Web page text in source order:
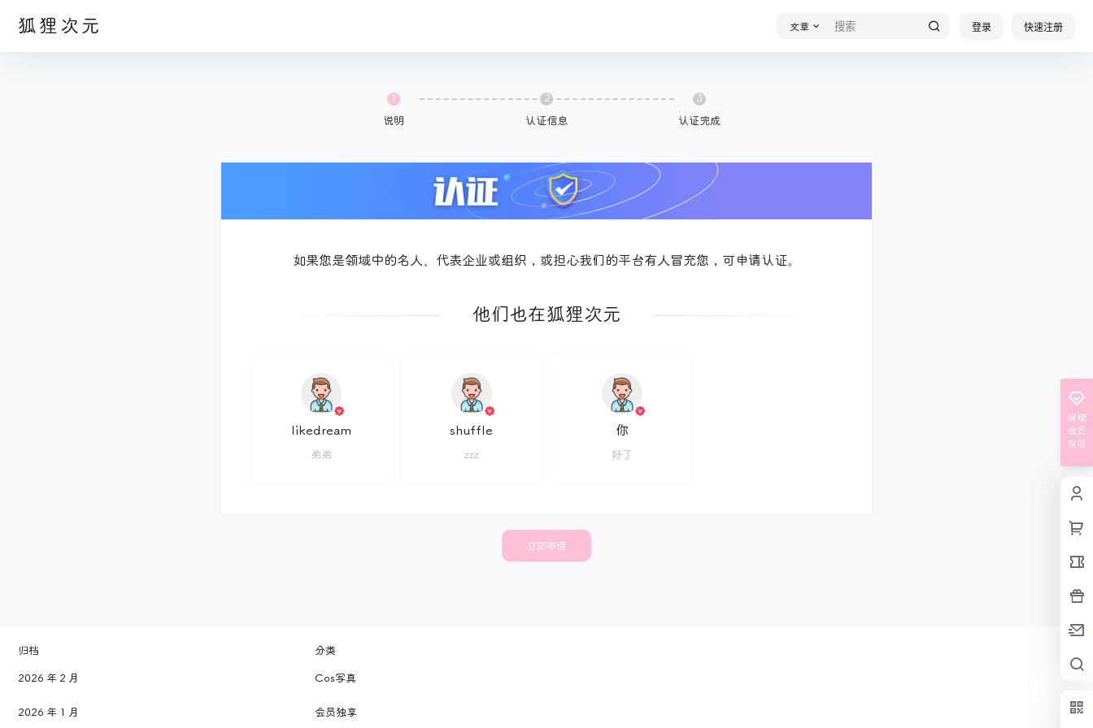
狐狸次元 文章 登录 快速注册
1
说明
2
认证信息
3
认证完成
如果您是领域中的名人、代表企业或组织，或担心我们的平台有人冒充您，可申请认证。
他们也在狐狸次元
likedream
弟弟
shuffle
zzz
你
好了
立即申请
解锁
会员
权限
归档
2026 年 2 月
2026 年 1 月
分类
Cos写真
会员独享